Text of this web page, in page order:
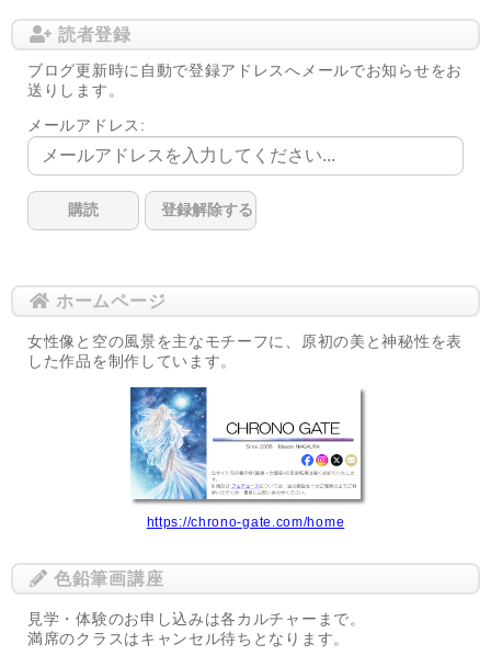
読者登録
ブログ更新時に自動で登録アドレスへメールでお知らせをお
送りします。
メールアドレス:
ホームページ
女性像と空の風景を主なモチーフに、原初の美と神秘性を表
した作品を制作しています。
https://chrono-gate.com/home
色鉛筆画講座
見学・体験のお申し込みは各カルチャーまで。
満席のクラスはキャンセル待ちとなります。